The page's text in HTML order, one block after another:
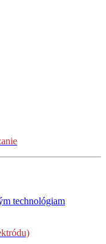
technológiam